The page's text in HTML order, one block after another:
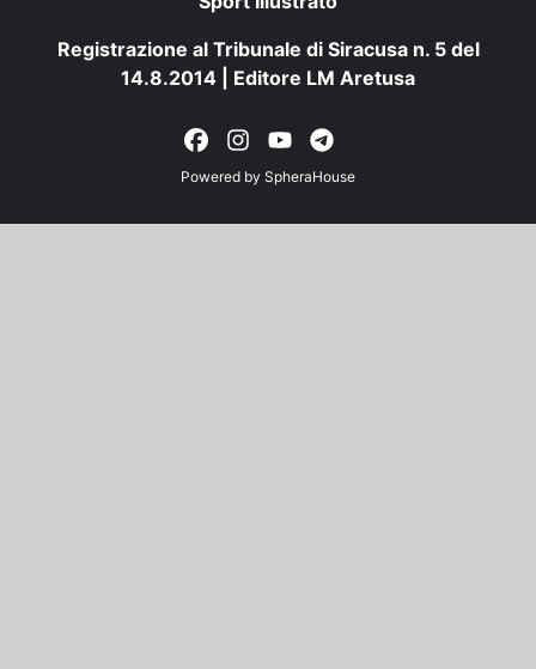
Registrazione al Tribunale di Siracusa n. 5 del
14.8.2014 | Editore LM Aretusa
Powered by SpheraHouse